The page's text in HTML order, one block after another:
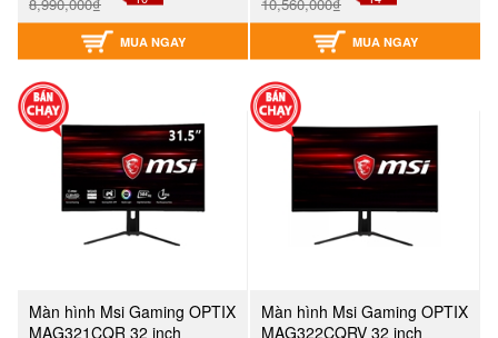
MUA NGAY MUA NGAY
Màn hình Msi Gaming OPTIX
MAG321CQR 32 inch
Màn hình Msi Gaming OPTIX
MAG322CQRV 32 inch